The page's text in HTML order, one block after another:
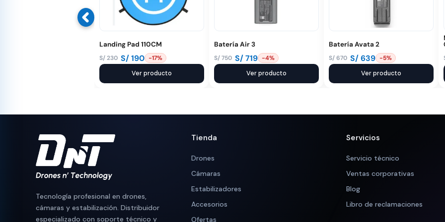
Landing Pad 110CM
S/230
El
original
S/190
El
actual
-17%
Ver producto
Batería Air 3
S/750
El
original
S/719
El
actual
-4%
Ver producto
Batería Avata 2
S/670
El
original
S/639
El
actual
-5%
Ver producto
Tecnología profesional en drones,
cámaras y estabilización. Distribuidor
especializado con soporte técnico y
Tienda
Drones
Cámaras
Estabilizadores
Accesorios
Ofertas
Servicios
Servicio técnico
Ventas corporativas
Blog
Libro de reclamaciones